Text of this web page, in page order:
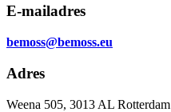
E-mailadres
bemoss@bemoss.eu
Adres
Weena 505, 3013 AL Rotterdam